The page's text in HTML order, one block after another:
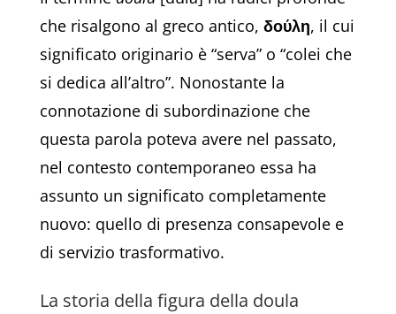
che risalgono al greco antico, δούλη, il cui
significato originario è “serva” o “colei che
si dedica all’altro”. Nonostante la
connotazione di subordinazione che
questa parola poteva avere nel passato,
nel contesto contemporaneo essa ha
assunto un significato completamente
nuovo: quello di presenza consapevole e
di servizio trasformativo.
La storia della figura della doula